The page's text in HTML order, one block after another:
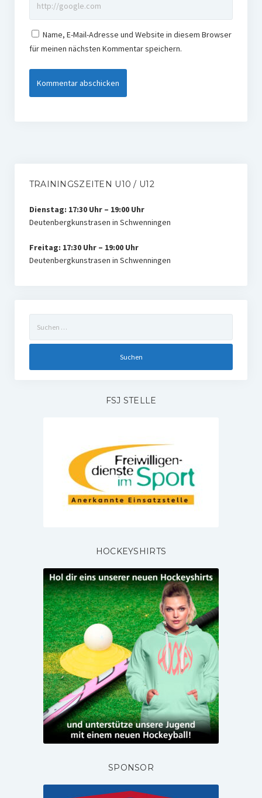
Name, E-Mail-Adresse und Website in diesem Browser
für meinen nächsten Kommentar speichern.
TRAININGSZEITEN U10 / U12
Dienstag: 17:30 Uhr – 19:00 Uhr
Deutenbergkunstrasen in Schwenningen
Freitag: 17:30 Uhr – 19:00 Uhr
Deutenbergkunstrasen in Schwenningen
nach:
FSJ STELLE
HOCKEYSHIRTS
SPONSOR